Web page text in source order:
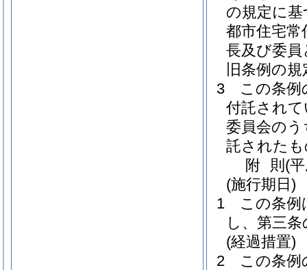
の規定に基
都市住宅常
長及び委
旧条例の
3
この条例
付託され
委員会の
託された
附 則 (
(施行期日)
1
この条例
し、第三
(経過措置)
2
この条例